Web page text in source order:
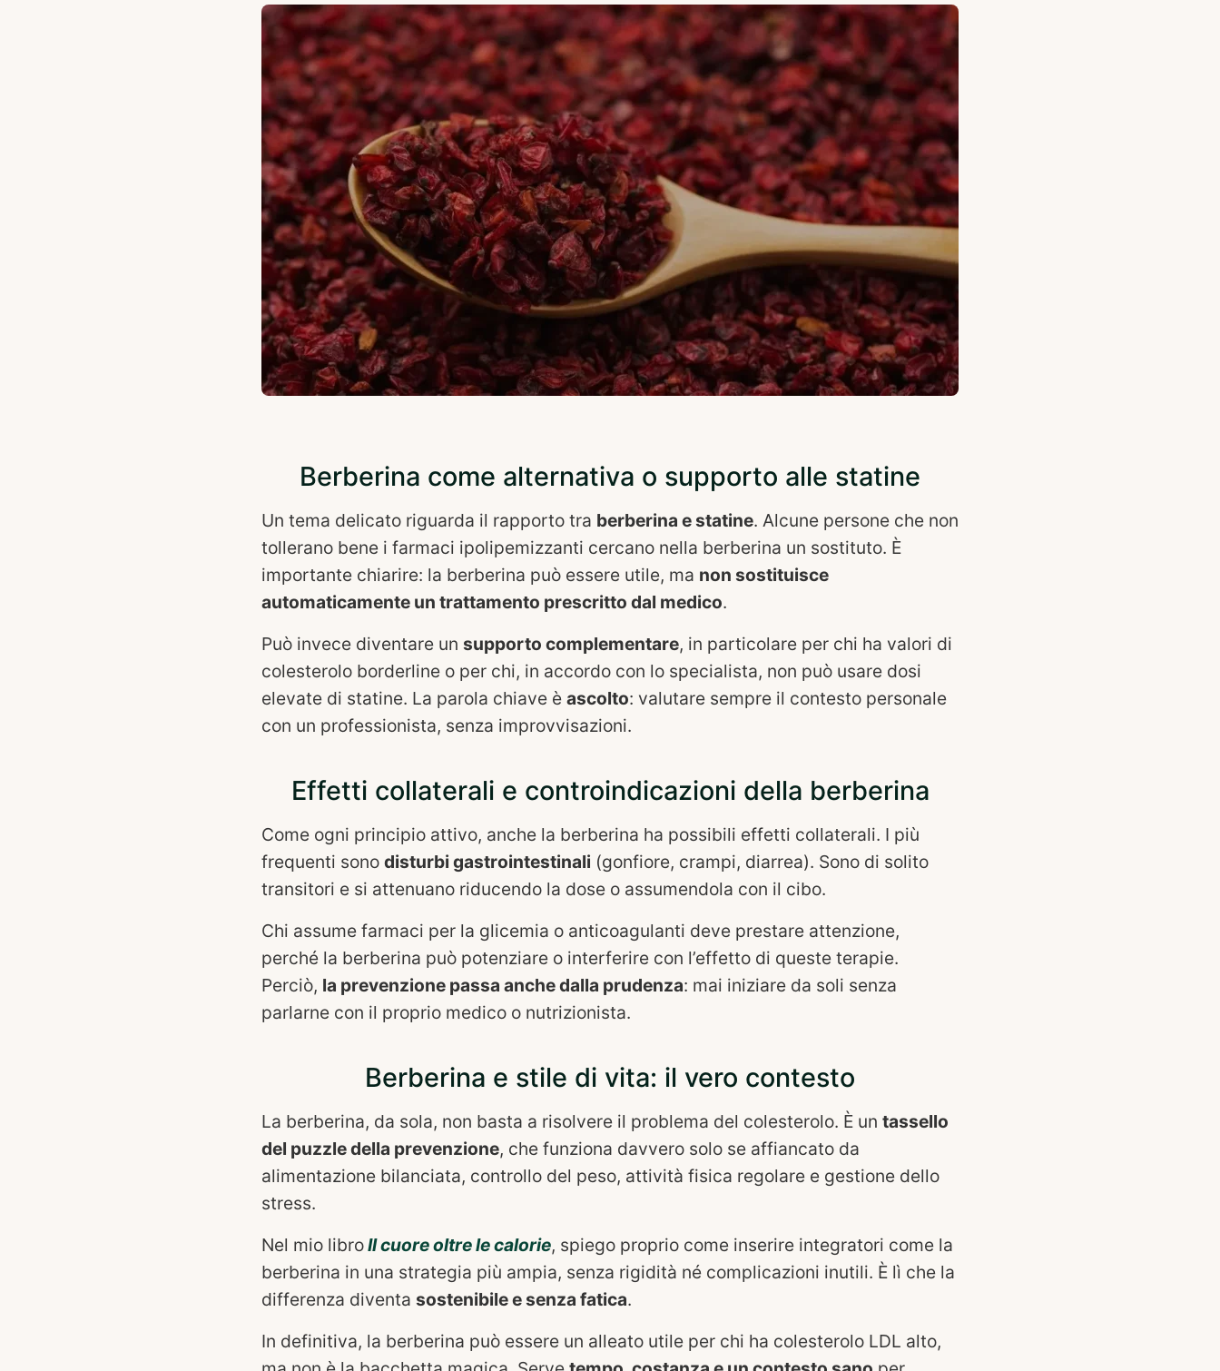
Berberina come alternativa o supporto alle statine
Un tema delicato riguarda il rapporto tra berberina e statine. Alcune persone che non
tollerano bene i farmaci ipolipemizzanti cercano nella berberina un sostituto. È
importante chiarire: la berberina può essere utile, ma non sostituisce
automaticamente un trattamento prescritto dal medico.
Può invece diventare un supporto complementare, in particolare per chi ha valori di
colesterolo borderline o per chi, in accordo con lo specialista, non può usare dosi
elevate di statine. La parola chiave è ascolto: valutare sempre il contesto personale
con un professionista, senza improvvisazioni.
Effetti collaterali e controindicazioni della berberina
Come ogni principio attivo, anche la berberina ha possibili effetti collaterali. I più
frequenti sono disturbi gastrointestinali (gonfiore, crampi, diarrea). Sono di solito
transitori e si attenuano riducendo la dose o assumendola con il cibo.
Chi assume farmaci per la glicemia o anticoagulanti deve prestare attenzione,
perché la berberina può potenziare o interferire con l’effetto di queste terapie.
Perciò, la prevenzione passa anche dalla prudenza: mai iniziare da soli senza
parlarne con il proprio medico o nutrizionista.
Berberina e stile di vita: il vero contesto
La berberina, da sola, non basta a risolvere il problema del colesterolo. È un tassello
del puzzle della prevenzione, che funziona davvero solo se affiancato da
alimentazione bilanciata, controllo del peso, attività fisica regolare e gestione dello
stress.
Nel mio libroIl cuore oltre le calorie, spiego proprio come inserire integratori come la
berberina in una strategia più ampia, senza rigidità né complicazioni inutili. È lì che la
differenza diventa sostenibile e senza fatica.
In definitiva, la berberina può essere un alleato utile per chi ha colesterolo LDL alto,